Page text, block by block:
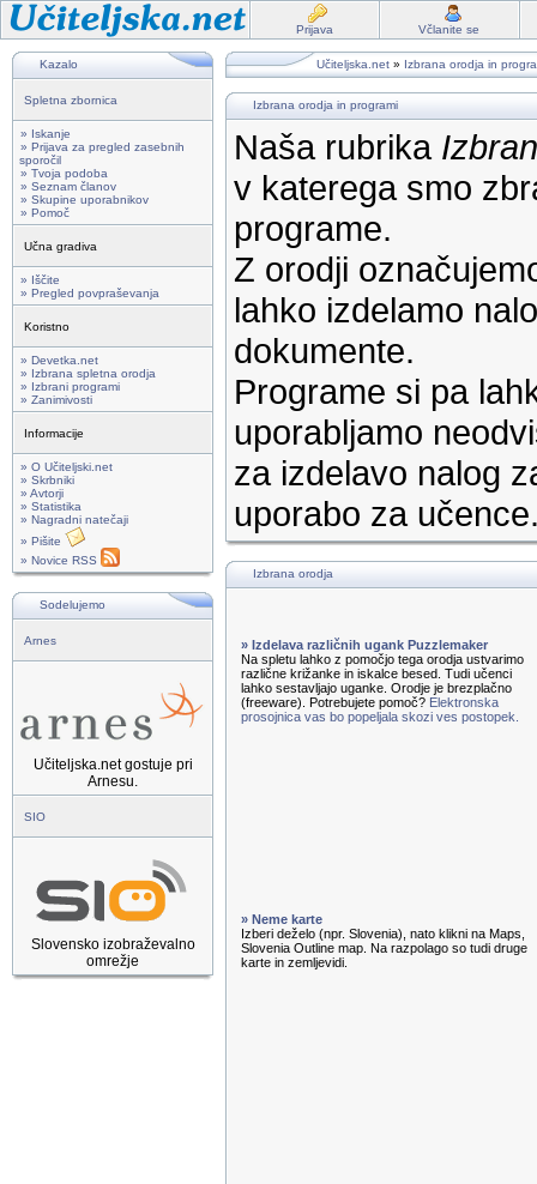
Prijava Včlanite se
Kazalo
Spletna zbornica
» Iskanje
» Prijava za pregled zasebnih
sporočil
» Tvoja podoba
» Seznam članov
» Skupine uporabnikov
» Pomoč
Učna gradiva
» Iščite
» Pregled povpraševanja
Koristno
» Devetka.net
» Izbrana spletna orodja
» Izbrani programi
» Zanimivosti
Informacije
» O Učiteljski.net
» Skrbniki
» Avtorji
» Statistika
» Nagradni natečaji
» Pišite
» Novice RSS
Sodelujemo
Arnes
Učiteljska.net gostuje pri
Arnesu.
SIO
Slovensko izobraževalno
omrežje
Učiteljska.net » Izbrana orodja in
Izbrana orodja in programi
Naša rubrika
v katerega smo
programe.
Z orodji
lahko izdelamo
dokumente.
Programe si pa
uporabljamo
za izdelavo nalog
uporabo za
Izbrana orodja
» Izdelava različnih ugank Puzzlemaker
Na spletu lahko z pomočjo tega orodja ustvarimo
različne križanke in iskalce besed. Tudi učenci
lahko sestavljajo uganke. Orodje je brezplačno
(freeware). Potrebujete pomoč? Elektronska
prosojnica vas bo popeljala skozi ves postopek.
» Neme karte
Izberi deželo (npr. Slovenia), nato klikni na Maps,
Slovenia Outline map. Na razpolago so tudi druge
karte in zemljevidi.